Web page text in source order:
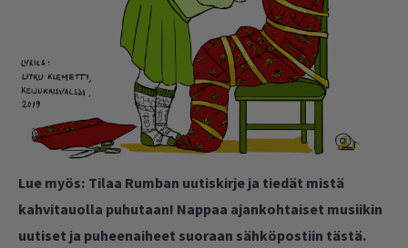
Lue myös: Tilaa Rumban uutiskirje ja tiedät mistä
kahvitauolla puhutaan! Nappaa ajankohtaiset musiikin
uutiset ja puheenaiheet suoraan sähköpostiin tästä.